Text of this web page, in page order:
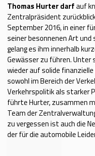
Thomas Hurter darfauf
Zentralpräsident
September 2016, in einer
seiner besonnenen Art
gelang es ihm innerhalb
Gewässer zu führen. Unter
wieder auf solide
sowohl im Bereich der
Verkehrspolitik als starker
führte Hurter, zusammen
Team der
zu vergessen ist auch die
der für die automobile